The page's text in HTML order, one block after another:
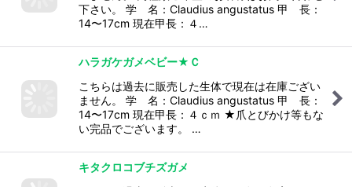
下さい。 学 名：Claudius angustatus 甲 長：
14〜17cm 現在甲長：４…
ハラガケガメベビー★Ｃ
こちらは過去に販売した生体で現在は在庫ござい
ません。 学 名：Claudius angustatus 甲 長：
14〜17cm 現在甲長：４ｃｍ ★爪とびかけ等もな
い完品でございます。 …
キタクロコブチズガメ